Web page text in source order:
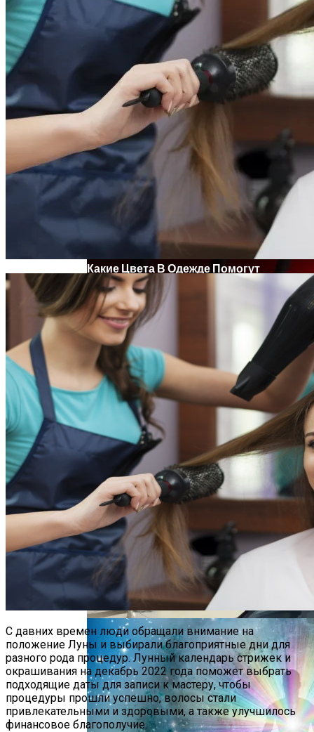
Электромобиль Xiaomi: Внешность Уже
Известна, Имя – Еще Нет
Обновление: Семейства Автомобилей
Mercedes-Benz GLE
Какие Цвета В Одежде Помогут
Притянуть Осенью 2023 Богатство И
Удачу
Как С Помощью Нумерологии
Определить, В Какие Даты На Неделе
Повезёт, А Каких Стоит Опасаться
С давних времен люди обращали внимание на
положение Луны и выбирали благоприятные дни для
разного рода процедур. Лунный календарь стрижек и
окрашивания на декабрь 2022 года поможет выбрать
подходящие даты для записи к мастеру, чтобы
процедуры прошли успешно, волосы стали
привлекательными и здоровыми, а также улучшилось
финансовое благополучие.